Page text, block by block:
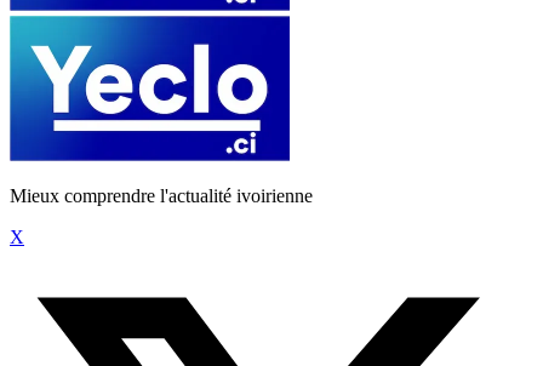
Mieux comprendre l'actualité ivoirienne
X